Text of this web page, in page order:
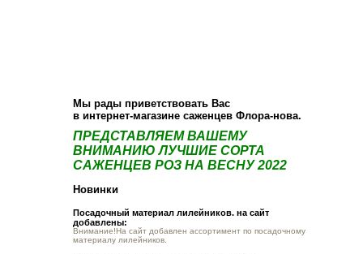
Мы рады приветствовать Вас
в интернет-магазине саженцев Флора-нова.
ПРЕДСТАВЛЯЕМ ВАШЕМУ
ВНИМАНИЮ ЛУЧШИЕ СОРТА
САЖЕНЦЕВ РОЗ НА ВЕСНУ 2022
Новинки
Посадочный материал лилейников. на сайт
добавлены:
Внимание!На сайт добавлен ассортимент по посадочному
материалу лилейников.